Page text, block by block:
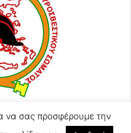
57
να σας προσφέρουμε την